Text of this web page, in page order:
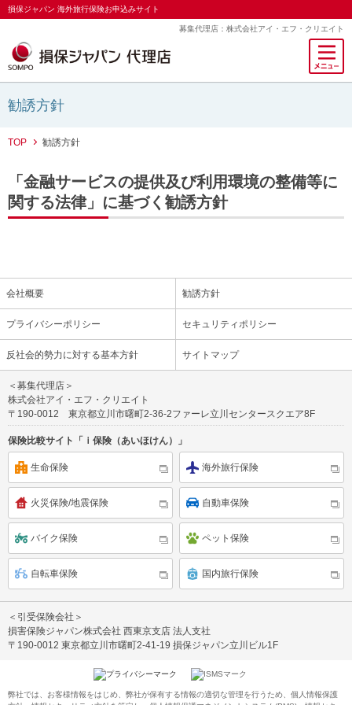
損保ジャパン 海外旅行保険お申込みサイト
募集代理店：株式会社アイ・エフ・クリエイト
勧誘方針
TOP 勧誘方針
「金融サービスの提供及び利用環境の整備等に
関する法律」に基づく勧誘方針
会社概要 勧誘方針
プライバシーポリシー セキュリティポリシー
反社会的勢力に対する基本方針 サイトマップ
＜募集代理店＞
株式会社アイ・エフ・クリエイト
〒190-0012 東京都立川市曙町2-36-2ファーレ立川センタースクエア8F
保険比較サイト「ｉ保険（あいほけん）」
生命保険 海外旅行保険
火災保険/地震保険 自動車保険
バイク保険 ペット保険
自転車保険 国内旅行保険
＜引受保険会社＞
損害保険ジャパン株式会社 西東京支店 法人支社
〒190-0012 東京都立川市曙町2-41-19 損保ジャパン立川ビル1F
弊社では、お客様情報をはじめ、弊社が保有する情報の適切な管理を行うため、個人情報保護